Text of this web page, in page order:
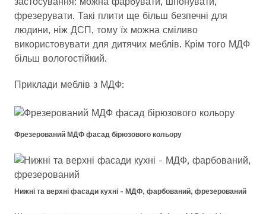
фрезерувати. Такі плити ще більш безпечні для
людини, ніж ДСП, тому їх можна сміливо
використовувати для дитячих меблів. Крім того МДФ
більш вологостійкий.
Приклади меблів з МДФ:
Фрезерований МДФ фасад бірюзового кольору
Нижні та верхні фасади кухні - МДФ, фарбований, фрезерований